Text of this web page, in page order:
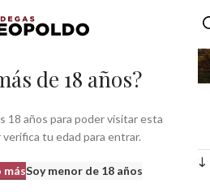
de 18 años?
18 años para poder visitar esta
verifica tu edad para entrar.
másSoy menor de 18 años
Berdugo
León
Bodegas do Ribera Duero